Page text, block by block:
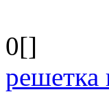
0[]